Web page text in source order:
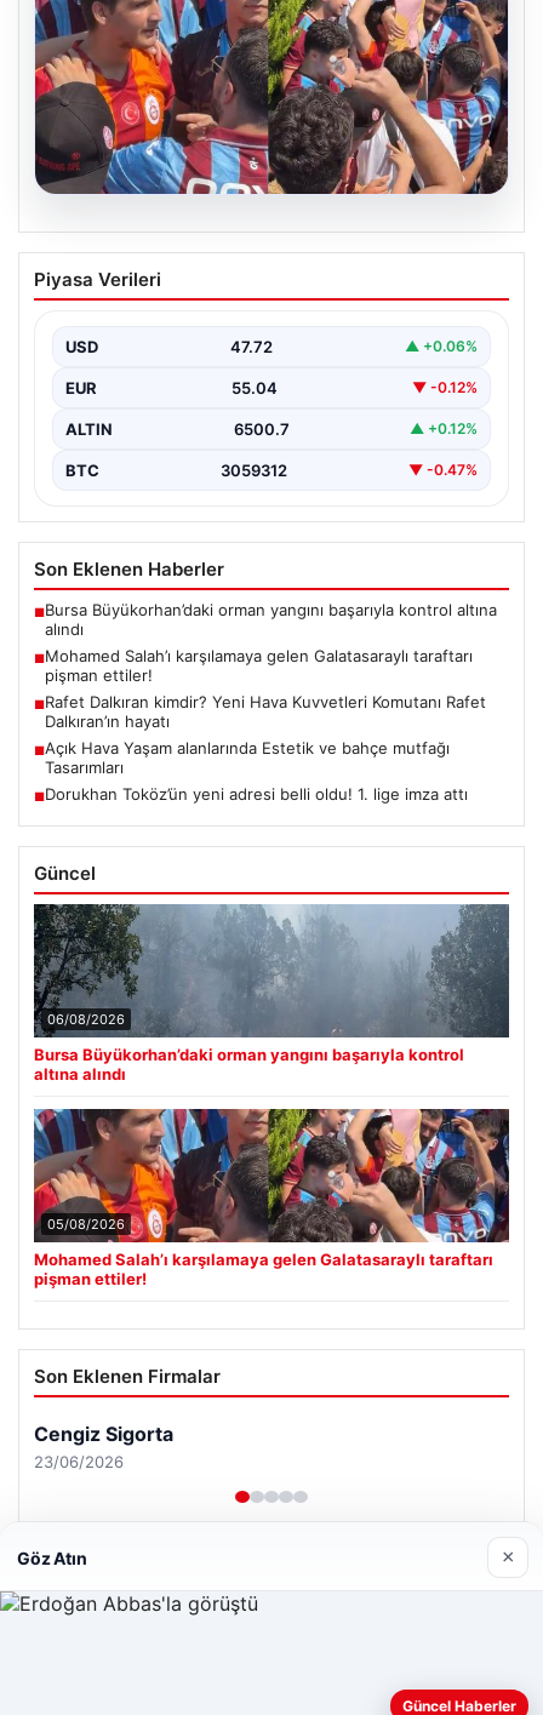
Mohamed Salah’ı karşılamaya gelen
Galatasaraylı taraftarı pişman ettiler!
Piyasa Verileri
USD 47.72 ▲ +0.06%
EUR 55.04 ▼ -0.12%
ALTIN 6500.7 ▲ +0.12%
BTC 3059312 ▼ -0.47%
Son Eklenen Haberler
■Bursa Büyükorhan’daki orman yangını başarıyla kontrol altına
alındı
■Mohamed Salah’ı karşılamaya gelen Galatasaraylı taraftarı
pişman ettiler!
■Rafet Dalkıran kimdir? Yeni Hava Kuvvetleri Komutanı Rafet
Dalkıran’ın hayatı
■Açık Hava Yaşam alanlarında Estetik ve bahçe mutfağı
Tasarımları
■Dorukhan Toköz’ün yeni adresi belli oldu! 1. lige imza attı
Güncel
06/08/2026
Bursa Büyükorhan’daki orman yangını başarıyla kontrol
altına alındı
05/08/2026
Mohamed Salah’ı karşılamaya gelen Galatasaraylı taraftarı
pişman ettiler!
Son Eklenen Firmalar
Web sitemizi nasıl kullandığınızı daha iyi anlayabilmek,
Göz Atın ×
Güncel Haberler